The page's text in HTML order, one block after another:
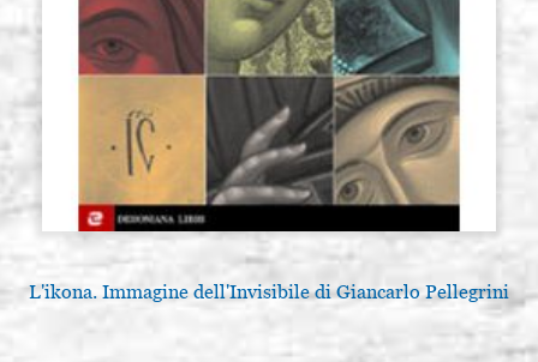
L'ikona. Immagine dell'Invisibile di Giancarlo Pellegrini